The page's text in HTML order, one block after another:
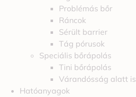
Problémás bőr
Ráncok
Sérült barrier
Tág pórusok
Speciális bőrápolás
Tini bőrápolás
Várandósság alatt is
Hatóanyagok